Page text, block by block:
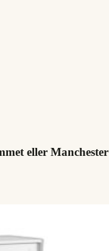
eller Manchester